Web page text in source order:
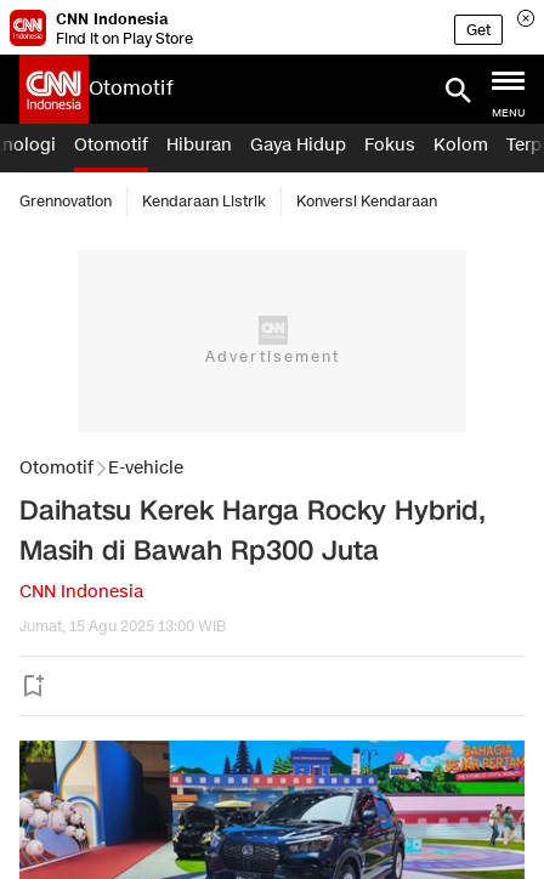
CNN Indonesia
Find it on Play Store
Get
Otomotif
MENU
Otomotif Hiburan Gaya Hidup Fokus Kolom
Grennovation Kendaraan Listrik Konversi Kendaraan
Otomotif E-vehicle
Daihatsu Kerek Harga Rocky Hybrid,
Masih di Bawah Rp300 Juta
CNN Indonesia
Jumat, 15 Agu 2025 13:00 WIB